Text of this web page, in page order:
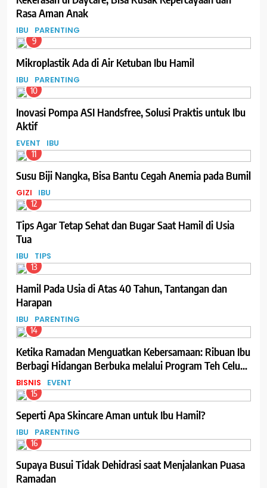
Rasa Aman Anak
IBU PARENTING
9
Mikroplastik Ada di Air Ketuban Ibu Hamil
IBU PARENTING
10
Inovasi Pompa ASI Handsfree, Solusi Praktis untuk Ibu
Aktif
EVENT IBU
11
Susu Biji Nangka, Bisa Bantu Cegah Anemia pada Bumil
GIZI IBU
12
Tips Agar Tetap Sehat dan Bugar Saat Hamil di Usia
Tua
IBU TIPS
13
Hamil Pada Usia di Atas 40 Tahun, Tantangan dan
Harapan
IBU PARENTING
14
Ketika Ramadan Menguatkan Kebersamaan: Ribuan Ibu
Berbagi Hidangan Berbuka melalui Program Teh Celup
Sosro
BISNIS EVENT
15
Seperti Apa Skincare Aman untuk Ibu Hamil?
IBU PARENTING
16
Supaya Busui Tidak Dehidrasi saat Menjalankan Puasa
Ramadan